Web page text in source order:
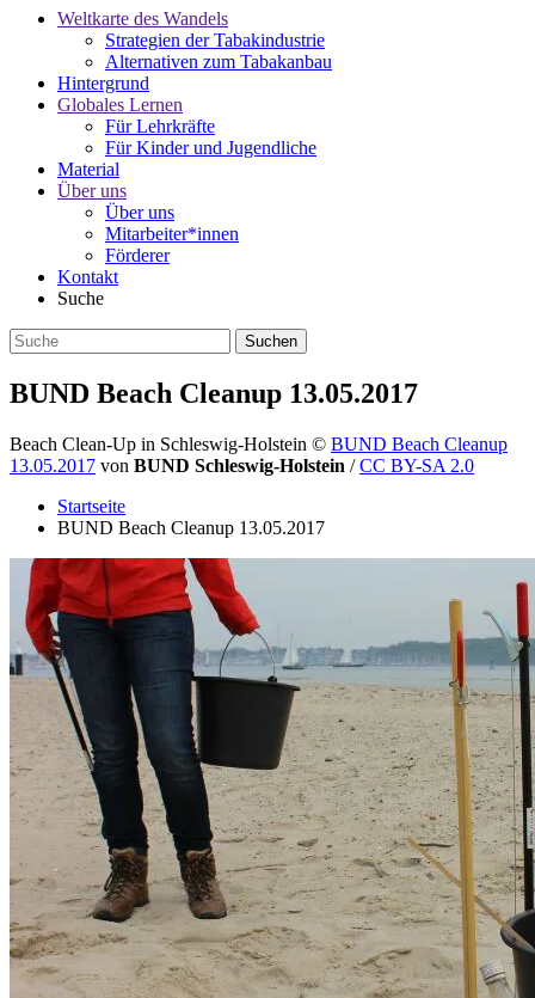
Weltkarte des Wandels
Strategien der Tabakindustrie
Alternativen zum Tabakanbau
Hintergrund
Globales Lernen
Für Lehrkräfte
Für Kinder und Jugendliche
Material
Über uns
Über uns
Mitarbeiter*innen
Förderer
Kontakt
Suche
BUND Beach Cleanup 13.05.2017
Beach Clean-Up in Schleswig-Holstein © BUND Beach Cleanup
13.05.2017 von BUND Schleswig-Holstein /CC BY-SA 2.0
Startseite
BUND Beach Cleanup 13.05.2017